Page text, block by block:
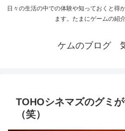
日々の生活の中での体験や知っておくと得
ます。たまにゲームの紹
ケムのブログ
TOHOシネマズのグミ
（笑）